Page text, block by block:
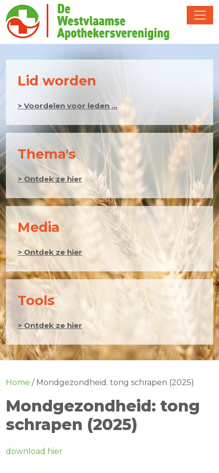
Lid worden
> Voordelen voor leden ...
Thema's
> Ontdek ze hier
Media
> Ontdek ze hier
Tools
> Ontdek ze hier
Home / Mondgezondheid: tong schrapen (2025)
Mondgezondheid: tong
schrapen (2025)
download hier